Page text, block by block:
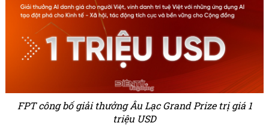
FPT công bố giải thưởng Âu Lạc Grand Prize trị giá 1
triệu USD